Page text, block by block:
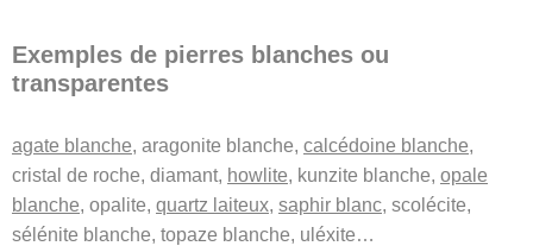
Exemples de pierres blanches ou
transparentes
agate blanche, aragonite blanche, calcédoine blanche,
cristal de roche, diamant, howlite, kunzite blanche, opale
blanche, opalite, quartz laiteux, saphir blanc, scolécite,
sélénite blanche, topaze blanche, uléxite…